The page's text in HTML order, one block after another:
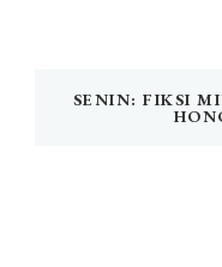
SENIN: FIKSI